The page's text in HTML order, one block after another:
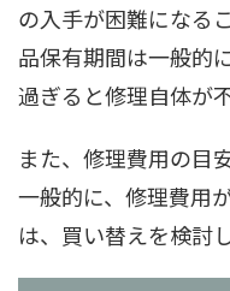
の入手が困難になる
品保有期間は一般的
過ぎると修理自体が
また、修理費用の目
一般的に、修理費用
は、買い替えを検討